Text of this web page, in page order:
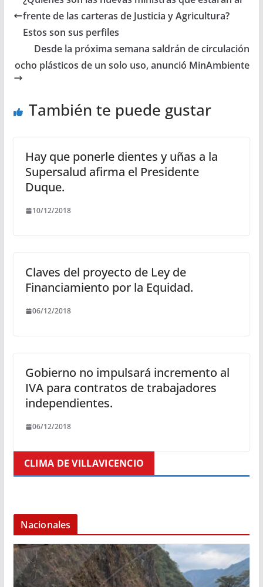
frente de las carteras de Justicia y Agricultura?
Estos son sus perfiles
Desde la próxima semana saldrán de circulación
ocho plásticos de un solo uso, anunció MinAmbiente
También te puede gustar
Hay que ponerle dientes y uñas a la
Supersalud afirma el Presidente
Duque.
10/12/2018
Claves del proyecto de Ley de
Financiamiento por la Equidad.
06/12/2018
Gobierno no impulsará incremento al
IVA para contratos de trabajadores
independientes.
06/12/2018
CLIMA DE VILLAVICENCIO
Nacionales